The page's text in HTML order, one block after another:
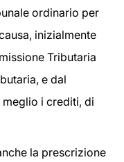
ordinario per
inizialmente
Tributaria
e dal
i crediti, di
la prescrizione